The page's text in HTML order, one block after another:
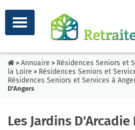
> Annuaire > Résidences Seniors et
la Loire > Résidences Seniors et
Résidences Seniors et Services à
D'Angers
Les Jardins D'Arcadie